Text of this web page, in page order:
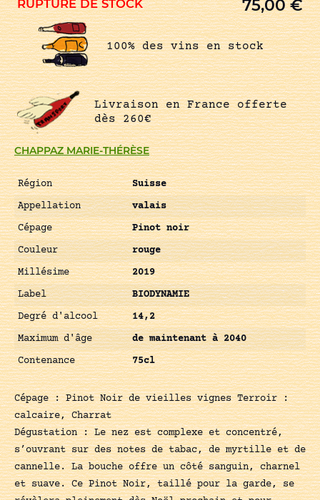
CHAPPAZ MARIE-THÉRÈSE
Région
Suisse
Appellation
valais
Cépage
Pinot noir
Couleur
rouge
Millésime
2019
Label
BIODYNAMIE
Degré d'alcool
14,2
Maximum d'âge
de maintenant à 2040
Contenance
75cl
Cépage : Pinot Noir de vieilles vignes Terroir :
calcaire, Charrat
Dégustation : Le nez est complexe et concentré,
s’ouvrant sur des notes de tabac, de myrtille et de
cannelle. La bouche offre un côté sanguin, charnel
et suave. Ce Pinot Noir, taillé pour la garde, se
RUPTURE DE STOCK 75,00€
100% des vins en stock
Livraison en France offerte
dès 260€